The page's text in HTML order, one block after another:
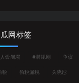
网标签
设崩塌 #潜规则 争议
税 偷税漏税 关晓彤